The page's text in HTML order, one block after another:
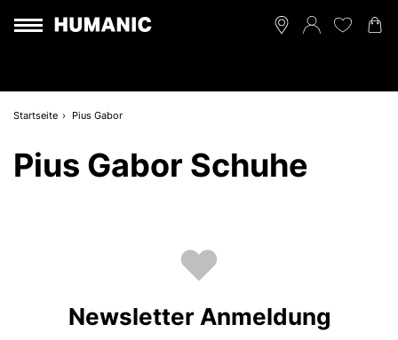
Startseite Pius Gabor
Pius Gabor Schuhe
Newsletter Anmeldung